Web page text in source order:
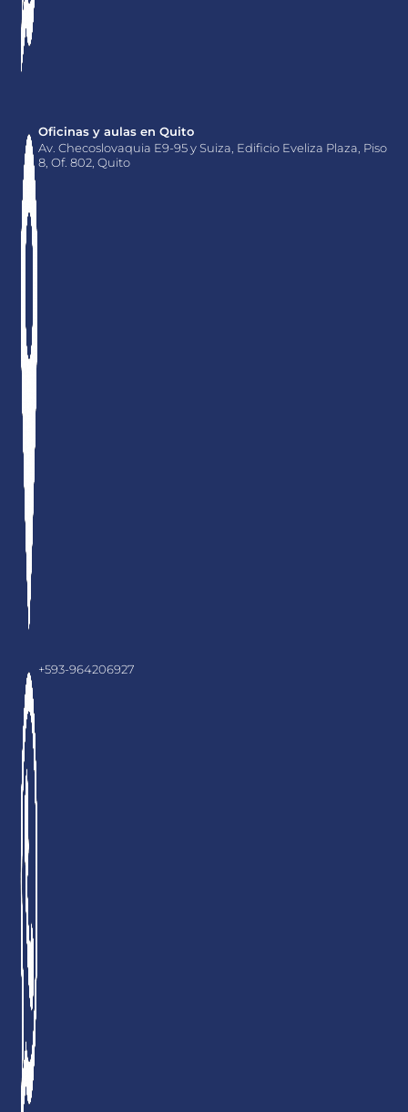
Oficinas y aulas en Quito
Av. Checoslovaquia E9-95 y Suiza, Edificio Eveliza Plaza, Piso
8, Of. 802, Quito
+593-964206927